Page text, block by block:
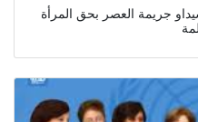
جريمة العصر بحق المرأة